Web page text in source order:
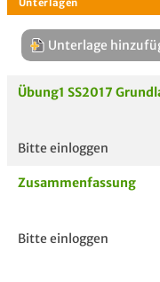
Aktuelle
Unterlagen
Unterlage
Übung1 SS2017
Bitte einloggen
Zusammenfassung
Bitte einloggen